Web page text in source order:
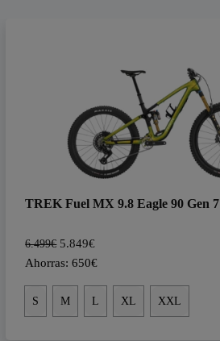
TREK Fuel MX 9.8 Eagle 90 Gen 7
6.499€ 5.849€
Ahorras: 650€
S M L XL XXL